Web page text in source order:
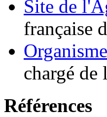
Site de
française
chargé de
Références